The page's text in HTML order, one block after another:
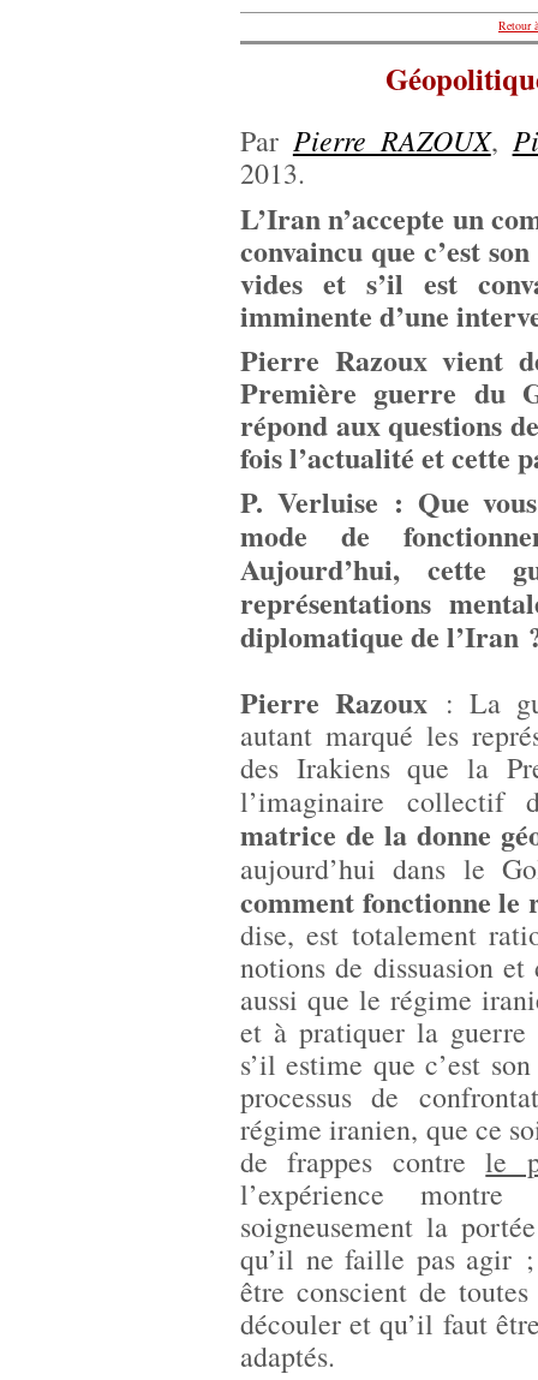
Retour
Par Pierre RAZOUX,
2013.
L’Iran n’accepte un
convaincu que c’est
vides et s’il est
imminente d’une
Pierre Razoux vient
Première guerre du
répond aux questions
fois l’actualité et cette
P. Verluise : Que
mode de
Aujourd’hui, cette
représentations
diplomatique de l’Iran
Pierre Razoux : La
autant marqué les
des Irakiens que la
l’imaginaire collectif
matrice de la donne
aujourd’hui dans le
comment fonctionne le
dise, est totalement
notions de dissuasion
aussi que le régime
et à pratiquer la guerre
s’il estime que c’est
processus de
régime iranien, que ce
de frappes contrele
l’expérience
soigneusement la
qu’il ne faille pas agir
être conscient de
découler et qu’il faut
adaptés.